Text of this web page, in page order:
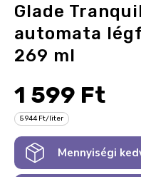
Glade
automata
269 ml
1 599 Ft
5 944 Ft/liter
Mennyiségi